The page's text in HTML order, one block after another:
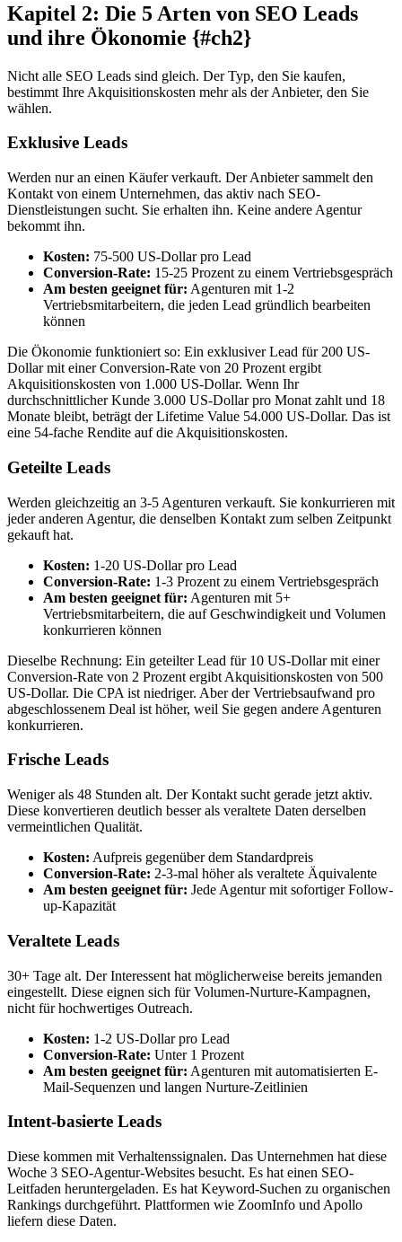
Kapitel 2: Die 5 Arten von SEO Leads
und ihre Ökonomie {#ch2}
Nicht alle SEO Leads sind gleich. Der Typ, den Sie kaufen,
bestimmt Ihre Akquisitionskosten mehr als der Anbieter, den Sie
wählen.
Exklusive Leads
Werden nur an einen Käufer verkauft. Der Anbieter sammelt den
Kontakt von einem Unternehmen, das aktiv nach SEO-
Dienstleistungen sucht. Sie erhalten ihn. Keine andere Agentur
bekommt ihn.
Kosten: 75-500 US-Dollar pro Lead
Conversion-Rate: 15-25 Prozent zu einem Vertriebsgespräch
Am besten geeignet für: Agenturen mit 1-2
Vertriebsmitarbeitern, die jeden Lead gründlich bearbeiten
können
Die Ökonomie funktioniert so: Ein exklusiver Lead für 200 US-
Dollar mit einer Conversion-Rate von 20 Prozent ergibt
Akquisitionskosten von 1.000 US-Dollar. Wenn Ihr
durchschnittlicher Kunde 3.000 US-Dollar pro Monat zahlt und 18
Monate bleibt, beträgt der Lifetime Value 54.000 US-Dollar. Das ist
eine 54-fache Rendite auf die Akquisitionskosten.
Geteilte Leads
Werden gleichzeitig an 3-5 Agenturen verkauft. Sie konkurrieren mit
jeder anderen Agentur, die denselben Kontakt zum selben Zeitpunkt
gekauft hat.
Kosten: 1-20 US-Dollar pro Lead
Conversion-Rate: 1-3 Prozent zu einem Vertriebsgespräch
Am besten geeignet für: Agenturen mit 5+
Vertriebsmitarbeitern, die auf Geschwindigkeit und Volumen
konkurrieren können
Dieselbe Rechnung: Ein geteilter Lead für 10 US-Dollar mit einer
Conversion-Rate von 2 Prozent ergibt Akquisitionskosten von 500
US-Dollar. Die CPA ist niedriger. Aber der Vertriebsaufwand pro
abgeschlossenem Deal ist höher, weil Sie gegen andere Agenturen
konkurrieren.
Frische Leads
Weniger als 48 Stunden alt. Der Kontakt sucht gerade jetzt aktiv.
Diese konvertieren deutlich besser als veraltete Daten derselben
vermeintlichen Qualität.
Kosten: Aufpreis gegenüber dem Standardpreis
Conversion-Rate: 2-3-mal höher als veraltete Äquivalente
Am besten geeignet für: Jede Agentur mit sofortiger Follow-
up-Kapazität
Veraltete Leads
30+ Tage alt. Der Interessent hat möglicherweise bereits jemanden
eingestellt. Diese eignen sich für Volumen-Nurture-Kampagnen,
nicht für hochwertiges Outreach.
Kosten: 1-2 US-Dollar pro Lead
Conversion-Rate: Unter 1 Prozent
Am besten geeignet für: Agenturen mit automatisierten E-
Mail-Sequenzen und langen Nurture-Zeitlinien
Intent-basierte Leads
Diese kommen mit Verhaltenssignalen. Das Unternehmen hat diese
Woche 3 SEO-Agentur-Websites besucht. Es hat einen SEO-
Leitfaden heruntergeladen. Es hat Keyword-Suchen zu organischen
Rankings durchgeführt. Plattformen wie ZoomInfo und Apollo
liefern diese Daten.